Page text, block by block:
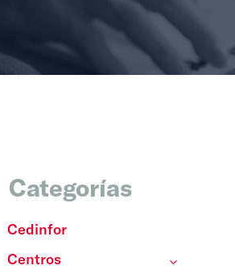
Categorías
Cedinfor
Centros